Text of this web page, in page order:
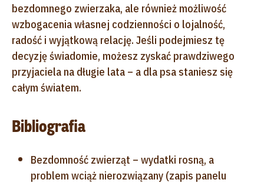
bezdomnego zwierzaka, ale również możliwość
wzbogacenia własnej codzienności o lojalność,
radość i wyjątkową relację. Jeśli podejmiesz tę
decyzję świadomie, możesz zyskać prawdziwego
przyjaciela na długie lata – a dla psa staniesz się
całym światem.
Bibliografia
Bezdomność zwierząt – wydatki rosną, a
problem wciąż nierozwiązany (zapis panelu